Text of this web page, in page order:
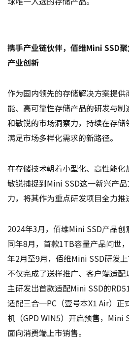
携手产业链伙伴，佰维Mini SSD
产业创新
作为国内领先的存储解决方案提
能、高可靠性存储产品的研发与
和敏锐的市场洞察力，持续在存
满足市场多样化需求的新路径。
在存储技术朝着小型化、高性能
敏锐捕捉到Mini SSD这一新兴产
力，将其作为重点研发项目全力推
2024年3月，佰维Mini SSD产品创
同年8月，首款1TB容量产品问世
年2月至9月，佰维Mini SSD研发上
不仅完成了送样推广、客户端适配
主研发出首款适配Mini SSD的
适配三合一PC（壹号本X1 Air）
机（GPD WIN5）开启预售，Mini
面向消费端上市销售。